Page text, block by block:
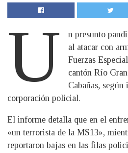
U
n presunto
al atacar con
Fuerzas
cantón Río
Cabañas,
corporación policial.
El informe detalla que en el
«un terrorista de la MS13»,
reportaron bajas en las filas